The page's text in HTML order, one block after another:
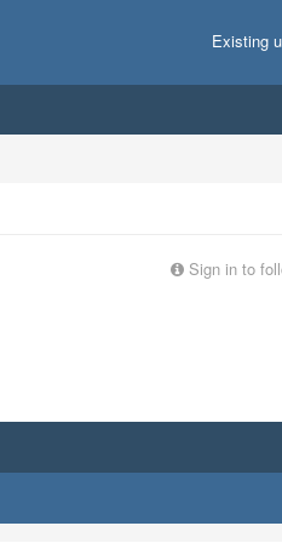
Existing
Sign in to